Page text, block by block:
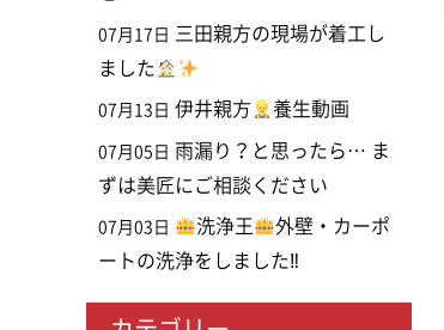
07月17日
三田親方の現場が着工し
ました
07月13日 伊井親方 養生動画
07月05日 雨漏り？と思ったら… ま
ずは美匠にご相談ください
07月03日 洗浄王
外壁・カーポ
ートの洗浄をしました‼